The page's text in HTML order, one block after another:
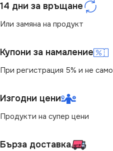
СВЕТЛИНЕН ПОТОК
(LM)
14
ОПЦИИ
14 дни за връщане
Или замяна на продукт
Купони за намаление
При регистрация 5% и не само
Изгодни цени
Продукти на супер цени
Бърза доставка